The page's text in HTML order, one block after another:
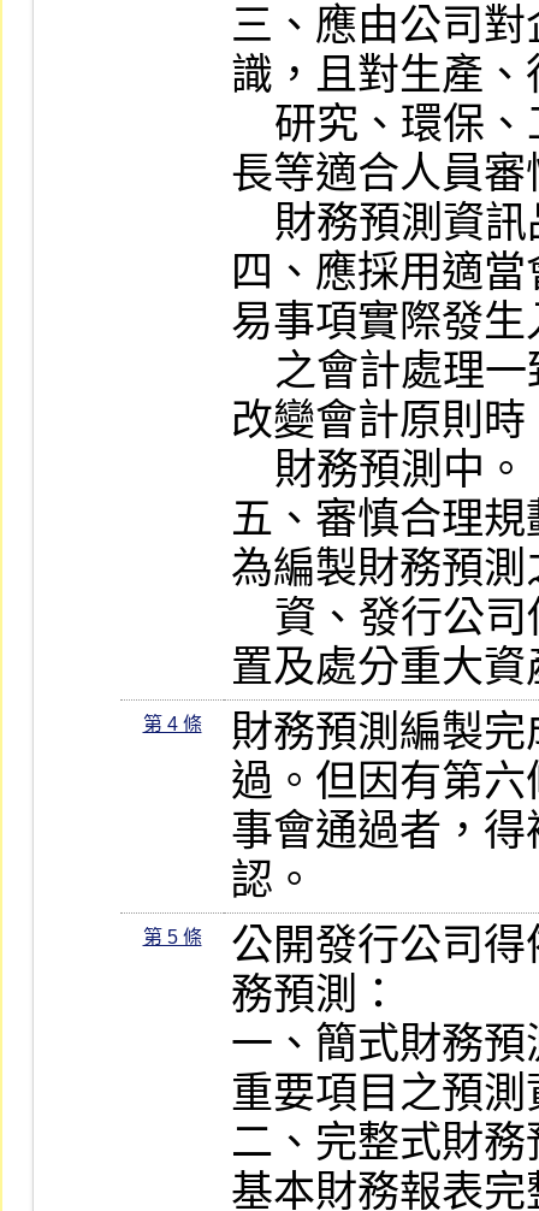
三、應由公司
識，且對生產
長等適合人員
四、應採用適
易事項實際發
改變會計原則
五、審慎合理
為編製財務預
置及處分重大資
第 4 條
財務預測編製
過。但因有第
事會通過者，
認。
第 5 條
公開發行公司
務預測：
一、簡式財務
重要項目之預測
二、完整式財
基本財務報表